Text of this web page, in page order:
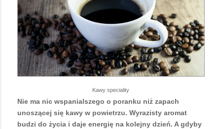
Kawy speciality
Nie ma nic wspanialszego o poranku niż zapach
unoszącej się kawy w powietrzu. Wyrazisty aromat
budzi do życia i daje energię na kolejny dzień. A gdyby